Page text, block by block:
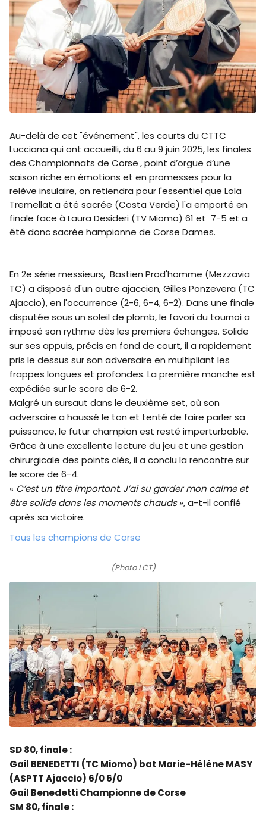
Au-delà de cet "événement", les courts du CTTC
Lucciana qui ont accueilli, du 6 au 9 juin 2025, les finales
des Championnats de Corse, point d’orgue d’une
saison riche en émotions et en promesses pour la
relève insulaire, on retiendra pour l'essentiel que Lola
Tremellat a été sacrée (Costa Verde) l'a emporté en
finale face à Laura Desideri (TV Miomo) 61 et 7-5 et a
été donc sacrée hampionne de Corse Dames.
En 2e série messieurs, Bastien Prod'homme (Mezzavia
TC) a disposé d'un autre ajaccien, Gilles Ponzevera (TC
Ajaccio), en l'occurrence (2-6, 6-4, 6-2). Dans une finale
disputée sous un soleil de plomb, le favori du tournoi a
imposé son rythme dès les premiers échanges. Solide
sur ses appuis, précis en fond de court, il a rapidement
pris le dessus sur son adversaire en multipliant les
frappes longues et profondes. La première manche est
expédiée sur le score de 6-2.
Malgré un sursaut dans le deuxième set, où son
adversaire a haussé le ton et tenté de faire parler sa
puissance, le futur champion est resté imperturbable.
Grâce à une excellente lecture du jeu et une gestion
chirurgicale des points clés, il a conclu la rencontre sur
le score de 6-4.
« C’est un titre important. J’ai su garder mon calme et
être solide dans les moments chauds», a-t-il confié
après sa victoire.
Tous les champions de Corse
(Photo LCT)
SD 80, finale :
Gail BENEDETTI (TC Miomo) bat Marie-Hélène MASY
(ASPTT Ajaccio) 6/0 6/0
Gail Benedetti Championne de Corse
SM 80, finale :